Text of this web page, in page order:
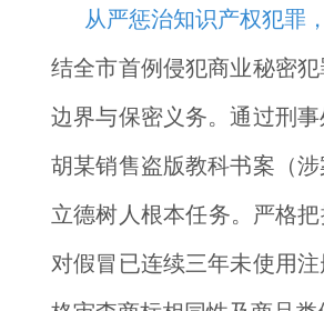
从严惩治知识产权犯罪
结全市首例侵犯商业秘密
边界与保密义务。通过刑
胡某销售盗版教科书案（
立德树人根本任务。严格
对假冒已连续三年未使用